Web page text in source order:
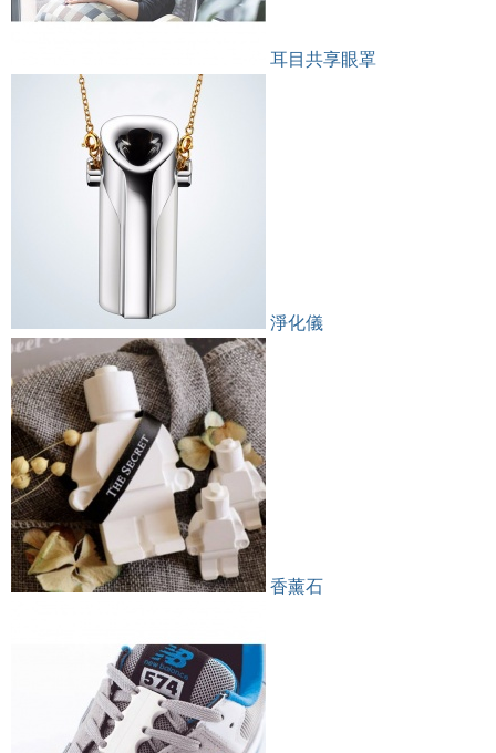
耳目共享眼罩
淨化儀
香薰石